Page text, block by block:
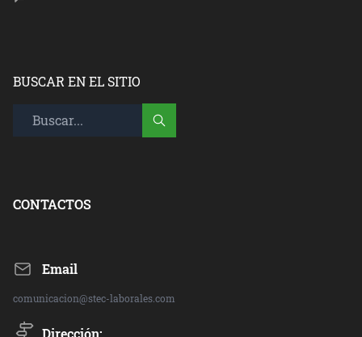
BUSCAR EN EL SITIO
CONTACTOS
Email
comunicacion@stec-laborales.com
Dirección: